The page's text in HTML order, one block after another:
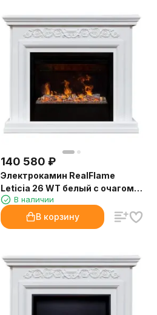
140 580 ₽
Электрокамин RealFlame
Leticia 26 WT белый с очагом
3D Helios 26 SBG
В наличии
В корзину